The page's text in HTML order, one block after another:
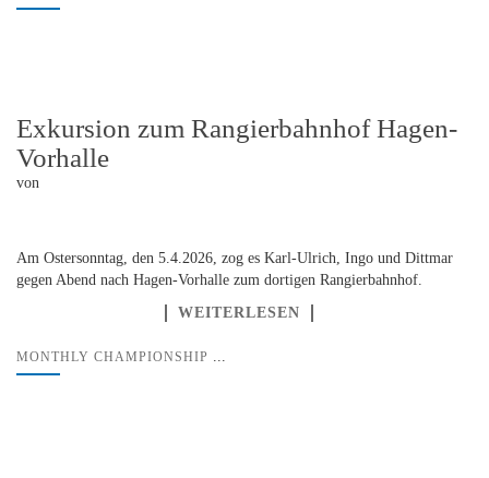
Exkursion zum Rangierbahnhof Hagen-
Vorhalle
von
Am Ostersonntag, den 5.4.2026, zog es Karl-Ulrich, Ingo und Dittmar
gegen Abend nach Hagen-Vorhalle zum dortigen Rangierbahnhof.
WEITERLESEN
MONTHLY CHAMPIONSHIP ...